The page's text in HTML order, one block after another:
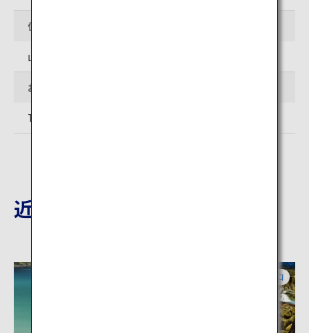
住所
山口県長門市油谷津黄498
お問い合わせ先
TEL: 0837-26-0708（長門市観光案内所YUKUTE）
近隣の観光地
山口